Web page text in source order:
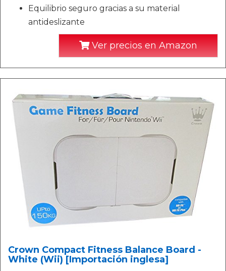
Equilibrio seguro gracias a su material
antideslizante
Ver precios en Amazon
Crown Compact Fitness Balance Board -
White (Wii) [Importación inglesa]